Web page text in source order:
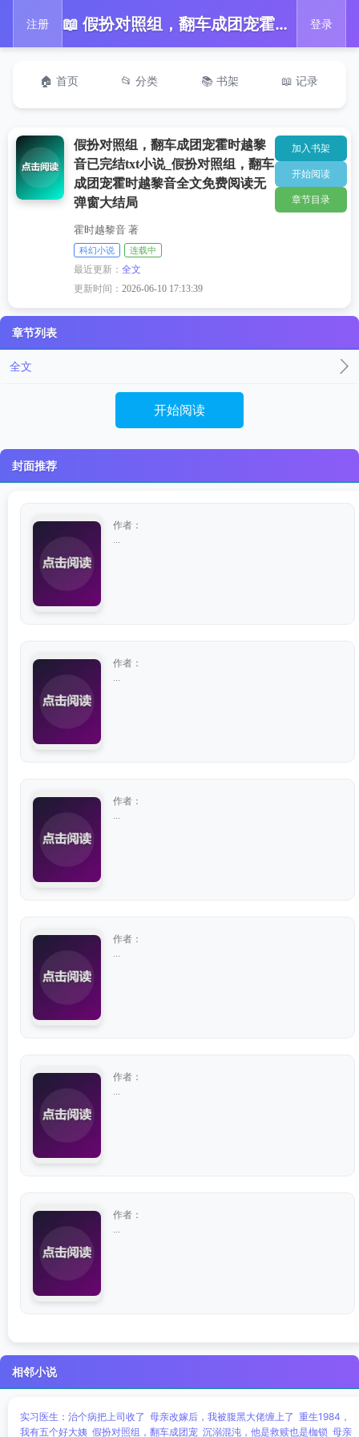
注册 📖 假扮对照组，翻车成团宠霍时越黎音已完结txt小说_假扮对照组，翻车成团宠霍时越黎音全文免费阅读无弹窗大结局 登录
🏠 首页 📂 分类 📚 书架 📖 记录
假扮对照组，翻车成团宠霍时越黎
音已完结txt小说_假扮对照组，翻车
成团宠霍时越黎音全文免费阅读无
弹窗大结局
霍时越黎音 著
科幻小说 连载中
最近更新：全文
更新时间：2026-06-10 17:13:39
加入书架
开始阅读
章节目录
章节列表
全文
开始阅读
封面推荐
作者：
作者：
作者：
作者：
作者：
作者：
相邻小说
实习医生：治个病把上司收了 母亲改嫁后，我被腹黑大佬缠上了 重生1984，
我有五个好大姨 假扮对照组，翻车成团宠 沉溺混沌，他是救赎也是枷锁 母亲